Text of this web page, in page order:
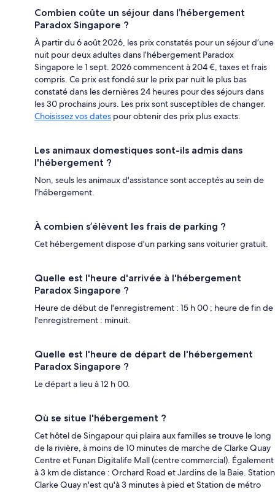
Combien coûte un séjour dans l’hébergement
Paradox Singapore ?
À partir du 6 août 2026, les prix constatés pour un séjour d’une
nuit pour deux adultes dans l’hébergement Paradox
Singapore le 1 sept. 2026 commencent à 204 €, taxes et frais
compris. Ce prix est fondé sur le prix par nuit le plus bas
constaté dans les dernières 24 heures pour des séjours dans
les 30 prochains jours. Les prix sont susceptibles de changer.
Choisissez vos dates pour obtenir des prix plus exacts.
Les animaux domestiques sont-ils admis dans
l'hébergement ?
Non, seuls les animaux d'assistance sont acceptés au sein de
l'hébergement.
À combien s’élèvent les frais de parking ?
Cet hébergement dispose d'un parking sans voiturier gratuit.
Quelle est l'heure d'arrivée à l'hébergement
Paradox Singapore ?
Heure de début de l'enregistrement : 15 h 00 ; heure de fin de
l'enregistrement : minuit.
Quelle est l'heure de départ de l'hébergement
Paradox Singapore ?
Le départ a lieu à 12 h 00.
Où se situe l'hébergement ?
Cet hôtel de Singapour qui plaira aux familles se trouve le long
de la rivière, à moins de 10 minutes de marche de Clarke Quay
Centre et Funan Digitalife Mall (centre commercial). Également
à 3 km de distance : Orchard Road et Jardins de la Baie. Station
Clarke Quay n'est qu'à 3 minutes à pied et Station de métro